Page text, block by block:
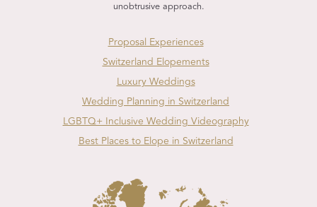
unobtrusive approach.
Proposal Experiences
Switzerland Elopements
Luxury Weddings
Wedding Planning in Switzerland
LGBTQ+ Inclusive Wedding Videography
Best Places to Elope in Switzerland